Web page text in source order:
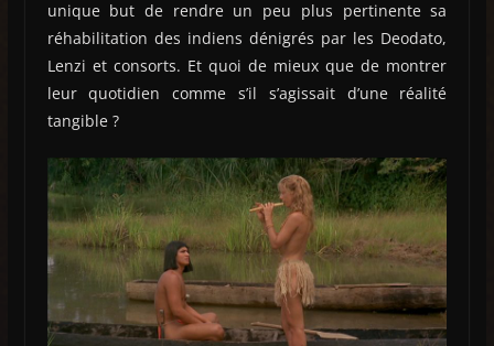
unique but de rendre un peu plus pertinente sa
réhabilitation des indiens dénigrés par les Deodato,
Lenzi et consorts. Et quoi de mieux que de montrer
leur quotidien comme s’il s’agissait d’une réalité
tangible ?